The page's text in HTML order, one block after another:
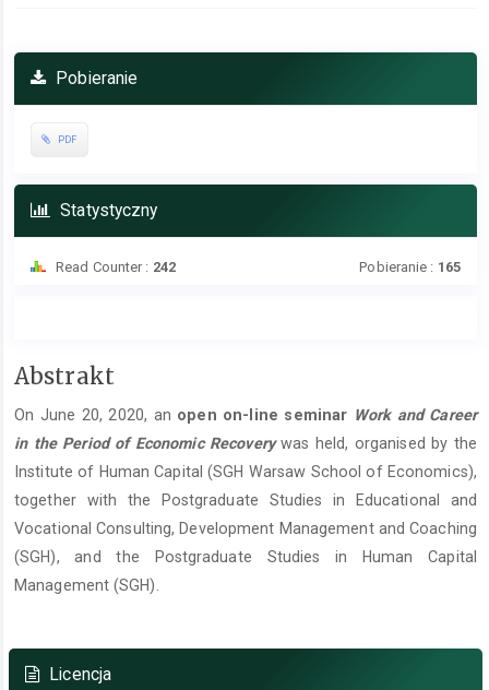
Pobieranie
PDF
Statystyczny
Read Counter : 242 Pobieranie : 165
Treść
artykułu
Abstrakt
On June 20, 2020, an open on-line seminar Work and Career
in the Period of Economic Recoverywas held, organised by the
Institute of Human Capital (SGH Warsaw School of Economics),
together with the Postgraduate Studies in Educational and
Vocational Consulting, Development Management and Coaching
(SGH), and the Postgraduate Studies in Human Capital
Management (SGH).
artykułu
Licencja